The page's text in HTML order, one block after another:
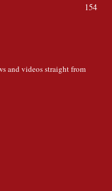
154
and videos straight from